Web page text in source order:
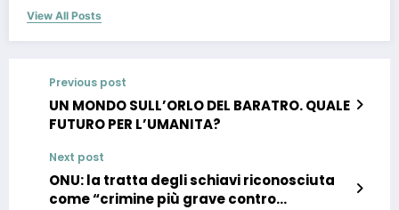
View All Posts
Previous post
UN MONDO SULL’ORLO DEL BARATRO. QUALE
FUTURO PER L’UMANITA?
Next post
ONU: la tratta degli schiavi riconosciuta
come “crimine più grave contro